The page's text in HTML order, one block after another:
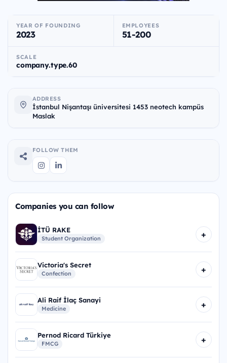
YEAR OF FOUNDING
2023
EMPLOYEES
51-200
SCALE
company.type.60
ADDRESS
İstanbul Nişantaşı üniversitesi 1453 neotech kampüs
Maslak
FOLLOW THEM
Companies you can follow
İTÜ RAKE
Student Organization +
Victoria's Secret
Confection +
Ali Raif İlaç Sanayi
Medicine +
Pernod Ricard Türkiye
FMCG +